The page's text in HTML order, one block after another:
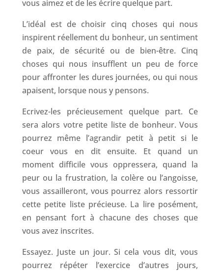
vous aimez et de les écrire quelque part.
L’idéal est de choisir cinq choses qui nous
inspirent réellement du bonheur, un sentiment
de paix, de sécurité ou de bien-être. Cinq
choses qui nous insufflent un peu de force
pour affronter les dures journées, ou qui nous
apaisent, lorsque nous y pensons.
Ecrivez-les précieusement quelque part. Ce
sera alors votre petite liste de bonheur. Vous
pourrez même l’agrandir petit à petit si le
coeur vous en dit ensuite. Et quand un
moment difficile vous oppressera, quand la
peur ou la frustration, la colère ou l’angoisse,
vous assailleront, vous pourrez alors ressortir
cette petite liste précieuse. La lire posément,
en pensant fort à chacune des choses que
vous avez inscrites.
Essayez. Juste un jour. Si cela vous dit, vous
pourrez répéter l’exercice d’autres jours,